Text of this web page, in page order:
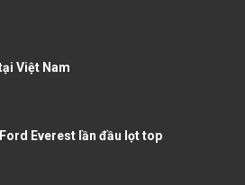
Việt Nam
Everest lần đầu lọt top